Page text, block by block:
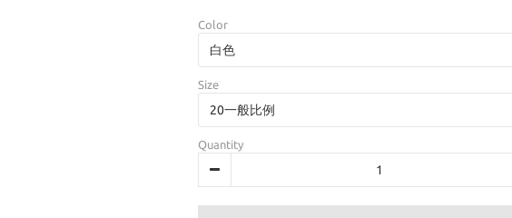
Color
Size
Quantity